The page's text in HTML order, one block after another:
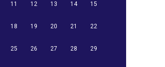
11 12 13 14 15
18 19 20 21 22
25 26 27 28 29